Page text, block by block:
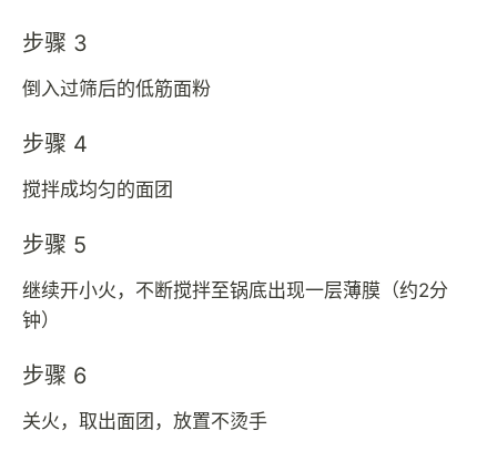
步骤 3
倒入过筛后的低筋面粉
步骤 4
搅拌成均匀的面团
步骤 5
继续开小火，不断搅拌至锅底出现一层薄膜（约2分
钟）
步骤 6
关火，取出面团，放置不烫手